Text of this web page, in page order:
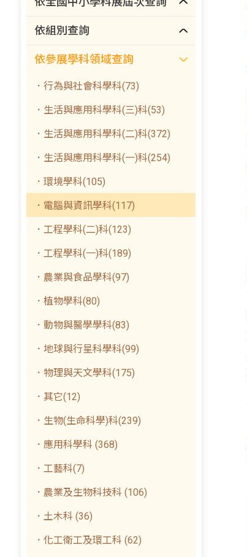
依組別查詢
依參展學科領域查詢
．行為與社會科學科(73)
．生活與應用科學科(三)科(53)
．生活與應用科學科(二)科(372)
．生活與應用科學科(一)科(254)
．環境學科(105)
．電腦與資訊學科(117)
．工程學科(二)科(123)
．工程學科(一)科(189)
．農業與食品學科(97)
．植物學科(80)
．動物與醫學學科(83)
．地球與行星科學科(99)
．物理與天文學科(175)
．其它(12)
．生物(生命科學)科(239)
．應用科學科 (368)
．工藝科(7)
．農業及生物科技科 (106)
．土木科 (36)
．化工衛工及環工科 (62)